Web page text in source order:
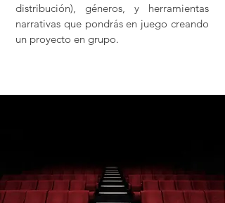
distribución), géneros, y herramientas
narrativas que pondrás en juego creando
un proyecto en grupo.